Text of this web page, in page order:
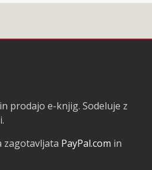
prodajo e-knjig. Sodeluje z
zagotavljata PayPal.com in